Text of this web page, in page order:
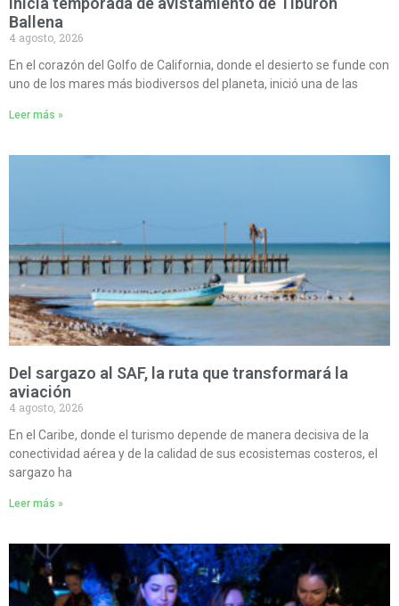
Ballena
4 agosto, 2026
En el corazón del Golfo de California, donde el desierto se funde con
uno de los mares más biodiversos del planeta, inició una de las
Leer más »
Del sargazo al SAF, la ruta que transformará la
aviación
4 agosto, 2026
En el Caribe, donde el turismo depende de manera decisiva de la
conectividad aérea y de la calidad de sus ecosistemas costeros, el
sargazo ha
Leer más »